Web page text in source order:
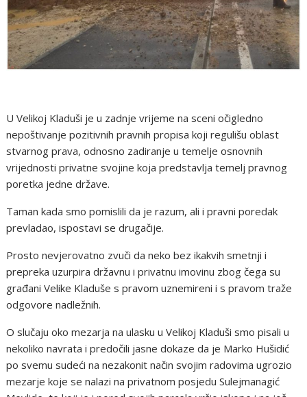
U Velikoj Kladuši je u zadnje vrijeme na sceni očigledno
nepoštivanje pozitivnih pravnih propisa koji regulišu oblast
stvarnog prava, odnosno zadiranje u temelje osnovnih
vrijednosti privatne svojine koja predstavlja temelj pravnog
poretka jedne države.
Taman kada smo pomislili da je razum, ali i pravni poredak
prevladao, ispostavi se drugačije.
Prosto nevjerovatno zvuči da neko bez ikakvih smetnji i
prepreka uzurpira državnu i privatnu imovinu zbog čega su
građani Velike Kladuše s pravom uznemireni i s pravom traže
odgovore nadležnih.
O slučaju oko mezarja na ulasku u Velikoj Kladuši smo pisali u
nekoliko navrata i predočili jasne dokaze da je Marko Hušidić
po svemu sudeći na nezakonit način svojim radovima ugrozio
mezarje koje se nalazi na privatnom posjedu Sulejmanagić